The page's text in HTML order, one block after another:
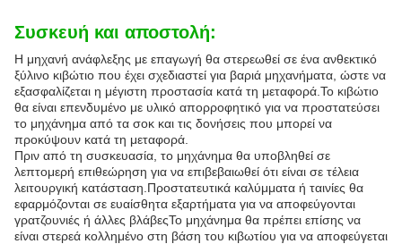
Συσκευή και αποστολή:
Η μηχανή ανάφλεξης με επαγωγή θα στερεωθεί σε ένα ανθεκτικό
ξύλινο κιβώτιο που έχει σχεδιαστεί για βαριά μηχανήματα, ώστε να
εξασφαλίζεται η μέγιστη προστασία κατά τη μεταφορά.Το κιβώτιο
θα είναι επενδυμένο με υλικό απορροφητικό για να προστατεύσει
το μηχάνημα από τα σοκ και τις δονήσεις που μπορεί να
προκύψουν κατά τη μεταφορά.
Πριν από τη συσκευασία, το μηχάνημα θα υποβληθεί σε
λεπτομερή επιθεώρηση για να επιβεβαιωθεί ότι είναι σε τέλεια
λειτουργική κατάσταση.Προστατευτικά καλύμματα ή ταινίες θα
εφαρμόζονται σε ευαίσθητα εξαρτήματα για να αποφεύγονται
γρατζουνιές ή άλλες βλάβεςΤο μηχάνημα θα πρέπει επίσης να
είναι στερεά κολλημένο στη βάση του κιβωτίου για να αποφεύγεται